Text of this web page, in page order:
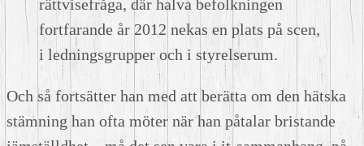
rättvisefråga, där halva befolkningen
fortfarande år 2012 nekas en plats på scen,
i ledningsgrupper och i styrelserum.
Och så fortsätter han med att berätta om den hätska
stämning han ofta möter när han påtalar bristande